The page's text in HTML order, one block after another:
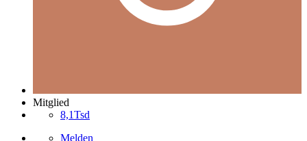
Mitglied
8,1Tsd
Melden